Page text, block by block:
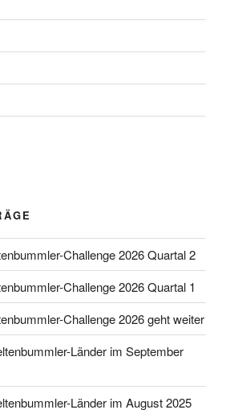
Challenge 2026 Quartal 2
Challenge 2026 Quartal 1
Challenge 2026 geht weiter
Länder im September
Länder im August 2025